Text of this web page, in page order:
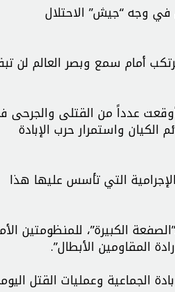
في وجه “جيش” الاحتلال
ترتكب أمام سمع وبصر العالم لن
أوقعت عدداً من القتلى والجرحى
واستمرار حرب الإبادة
التي تأسس عليها هذا
الكبيرة”، للمنظومتين
المقاومين الأبطال”.
الجماعية وعمليات القتل